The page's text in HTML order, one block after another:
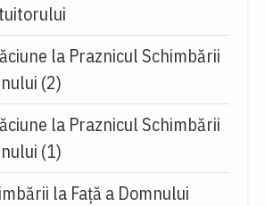
la Praznicul Schimbării
(2)
la Praznicul Schimbării
(1)
la Faţă a Domnului